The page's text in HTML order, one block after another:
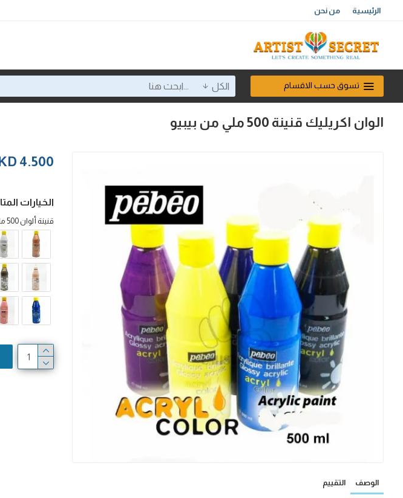
الرئيسية من نحن
تسوق حسب الاقسام الكل
الوان اكريليك قنينة 500 ملي من بيبيو
4.500 KD
الخيارات
قنينة ألوان 500 ملي من بيبيو
الوصف التقييم